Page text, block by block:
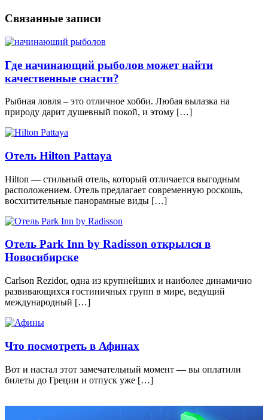
Связанные записи
Где начинающий рыболов может найти
качественные снасти?
Рыбная ловля – это отличное хобби. Любая вылазка на
природу дарит душевный покой, и этому […]
Отель Hilton Pattaya
Hilton — стильный отель, который отличается выгодным
расположением. Отель предлагает современную роскошь,
восхитительные панорамные виды […]
Отель Park Inn by Radisson открылся в
Новосибирске
Carlson Rezidor, одна из крупнейших и наиболее динамично
развивающихся гостиничных групп в мире, ведущий
международный […]
Что посмотреть в Афинах
Вот и настал этот замечательный момент — вы оплатили
билеты до Греции и отпуск уже […]